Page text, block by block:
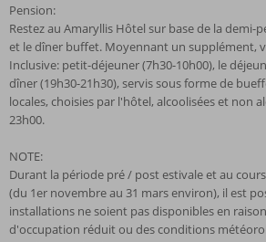
Pension:
Restez au Amaryllis Hôtel sur base de la demi-
et le dîner buffet. Moyennant un supplément,
Inclusive: petit-déjeuner (7h30-10h00), le
dîner (19h30-21h30), servis sous forme de
locales, choisies par l'hôtel, alcoolisées et non
23h00.
NOTE:
Durant la période pré / post estivale et au
(du 1er novembre au 31 mars environ), il est
installations ne soient pas disponibles en
d'occupation réduit ou des conditions